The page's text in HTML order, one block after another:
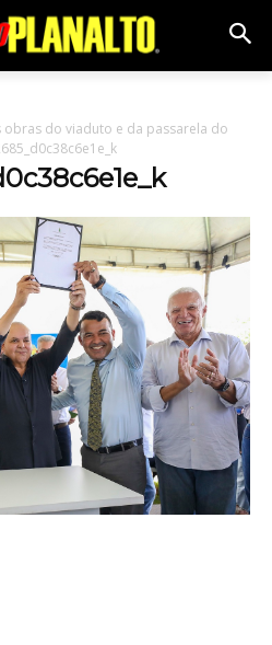
obras do viaduto e da passarela do